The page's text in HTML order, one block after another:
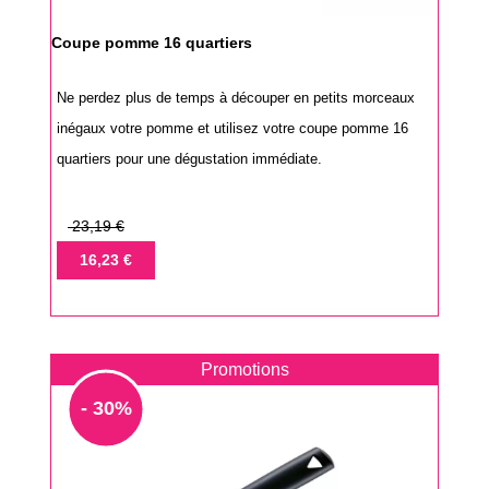
Coupe pomme 16 quartiers
Ne perdez plus de temps à découper en petits morceaux
inégaux votre pomme et utilisez votre coupe pomme 16
quartiers pour une dégustation immédiate.
Prix
base
23,19 €
Prix16,23 €
Promotions
- 30%